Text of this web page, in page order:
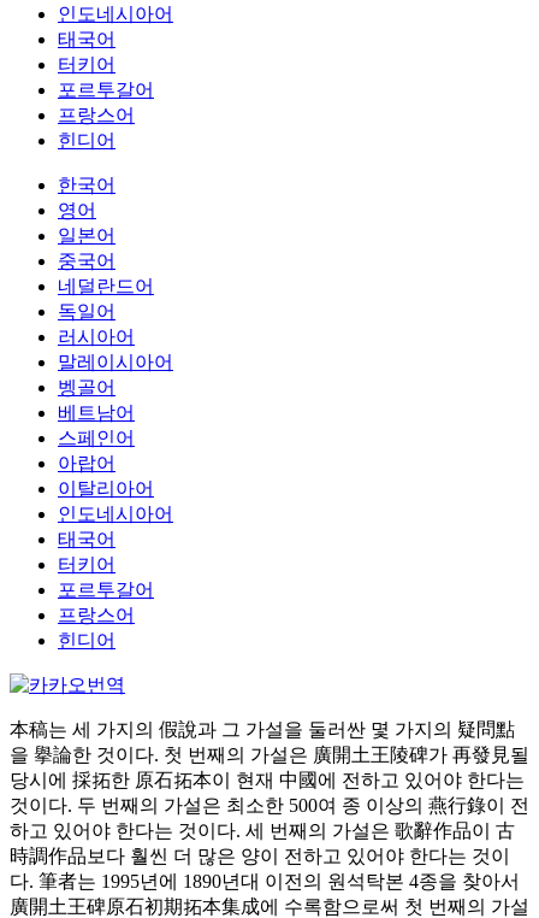
인도네시아어
태국어
터키어
포르투갈어
프랑스어
힌디어
한국어
영어
일본어
중국어
네덜란드어
독일어
러시아어
말레이시아어
벵골어
베트남어
스페인어
아랍어
이탈리아어
인도네시아어
태국어
터키어
포르투갈어
프랑스어
힌디어
本稿는 세 가지의 假說과 그 가설을 둘러싼 몇 가지의 疑問點
을 擧論한 것이다. 첫 번째의 가설은 廣開土王陵碑가 再發見될
당시에 採拓한 原石拓本이 현재 中國에 전하고 있어야 한다는
것이다. 두 번째의 가설은 최소한 500여 종 이상의 燕行錄이 전
하고 있어야 한다는 것이다. 세 번째의 가설은 歌辭作品이 古
時調作品보다 훨씬 더 많은 양이 전하고 있어야 한다는 것이
다. 筆者는 1995년에 1890년대 이전의 원석탁본 4종을 찾아서
廣開土王碑原石初期拓本集成에 수록함으로써 첫 번째의 가설